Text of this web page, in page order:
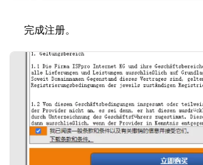
完成注册。